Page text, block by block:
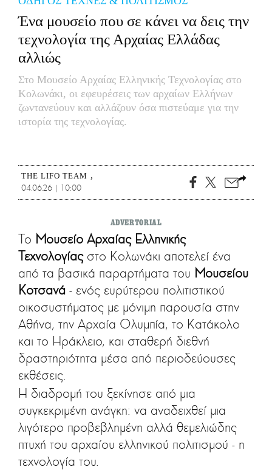
ΑΜΠΑ
PRINT
Ένα μουσείο που σε κάνει να δεις την
τεχνολογία της Αρχαίας Ελλάδας
αλλιώς
Στο Μουσείο Αρχαίας Ελληνικής Τεχνολογίας στο
Κολωνάκι, οι εφευρέσεις των αρχαίων Ελλήνων
ζωντανεύουν και αλλάζουν όσα πιστεύαμε για την
ιστορία της τεχνολογίας.
THE LIFO TEAM
04.06.26 | 10:00
ADVERTORIAL
Το Μουσείο Αρχαίας Ελληνικής
Τεχνολογίας στο Κολωνάκι αποτελεί ένα
από τα βασικά παραρτήματα του Μουσείου
Κοτσανά - ενός ευρύτερου πολιτιστικού
οικοσυστήματος με μόνιμη παρουσία στην
Αθήνα, την Αρχαία Ολυμπία, το Κατάκολο
και το Ηράκλειο, και σταθερή διεθνή
δραστηριότητα μέσα από περιοδεύουσες
εκθέσεις.
Η διαδρομή του ξεκίνησε από μια
συγκεκριμένη ανάγκη: να αναδειχθεί μια
λιγότερο προβεβλημένη αλλά θεμελιώδης
πτυχή του αρχαίου ελληνικού πολιτισμού - η
τεχνολογία του.